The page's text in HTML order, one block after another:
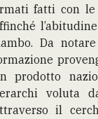
fatti con le
Da
prodotto
voluta
il